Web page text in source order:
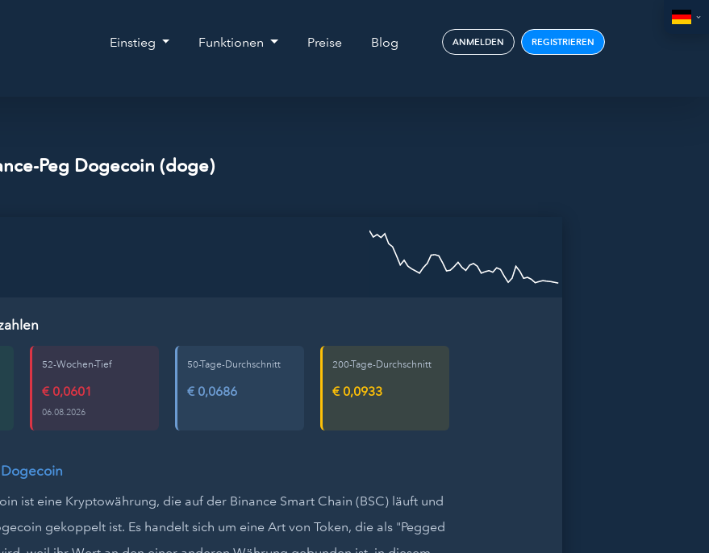
Einstieg Funktionen Preise Blog ANMELDEN REGISTRIEREN
Peg Dogecoin (doge)
52-Wochen-Tief
€ 0,0601
06.08.2026
50-Tage-Durchschnitt
€ 0,0686
200-Tage-Durchschnitt
€ 0,0933
ist eine Kryptowährung, die auf der Binance Smart Chain (BSC) läuft und
gekoppelt ist. Es handelt sich um eine Art von Token, die als "Pegged